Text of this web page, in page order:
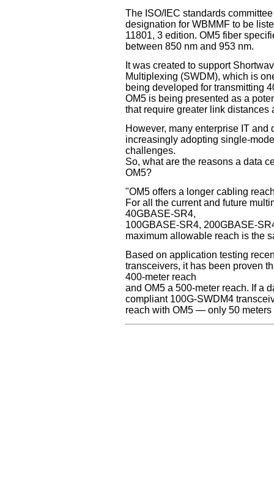
The ISO/IEC standards
designation for WBMMF to be
11801, 3 edition. OM5 fiber
between 850 nm and 953 nm.
It was created to support
Multiplexing (SWDM), which is
being developed for transmitting
OM5 is being presented as a
that require greater link distances
However, many enterprise IT and
increasingly adopting single-
challenges.
So, what are the reasons a data
OM5?
"OM5 offers a longer cabling
For all the current and future
40GBASE-SR4,
100GBASE-SR4, 200GBASE-
maximum allowable reach is the
Based on application testing
transceivers, it has been proven
400-meter reach
and OM5 a 500-meter reach. If a
compliant 100G-SWDM4
reach with OM5 — only 50 meters